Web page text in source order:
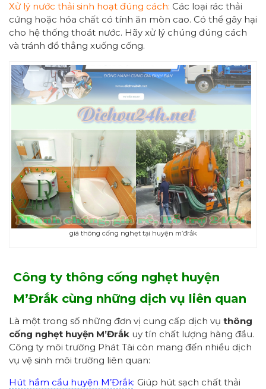
Xử lý nước thải sinh hoạt đúng cách: Các loại rác thải
cứng hoặc hóa chất có tính ăn mòn cao. Có thể gây hại
cho hệ thống thoát nước. Hãy xử lý chúng đúng cách
và tránh đổ thẳng xuống cống.
giá thông cống nghẹt tại huyện m’đrắk
Công ty thông cống nghẹt huyện
M’Đrắk cùng những dịch vụ liên quan
Là một trong số những đơn vị cung cấp dịch vụ thông
cống nghẹt huyện M’Đrắk uy tín chất lượng hàng đầu.
Công ty môi trường Phát Tài còn mang đến nhiều dịch
vụ vệ sinh môi trường liên quan:
Hút hầm cầu huyện M’Đrắk: Giúp hút sạch chất thải